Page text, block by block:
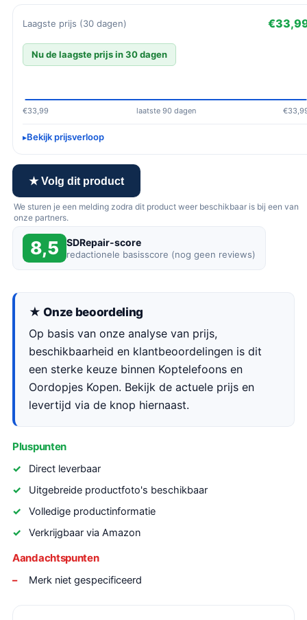
Laagste prijs (30 dagen)
Nu de laagste prijs in 30 dagen
€33,99 laatste 90 dagen
Bekijk prijsverloop
★ Volg dit product
We sturen je een melding zodra dit product weer beschikbaar is bij een van
onze partners.
8,5 SDRepair-score
redactionele basisscore (nog geen reviews)
★ Onze beoordeling
Op basis van onze analyse van prijs,
beschikbaarheid en klantbeoordelingen is dit
een sterke keuze binnen Koptelefoons en
Oordopjes Kopen. Bekijk de actuele prijs en
levertijd via de knop hiernaast.
Pluspunten
Direct leverbaar
Uitgebreide productfoto's beschikbaar
Volledige productinformatie
Verkrijgbaar via Amazon
Aandachtspunten
Merk niet gespecificeerd